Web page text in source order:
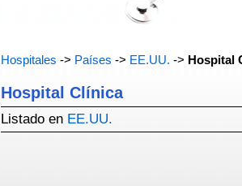
Hospitales -> Países -> EE.UU. -> Hospital
Hospital Clínica
Listado en EE.UU.